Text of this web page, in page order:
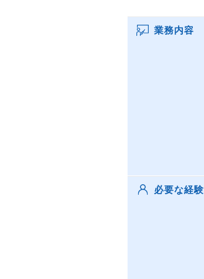
業務内容
必要な経験